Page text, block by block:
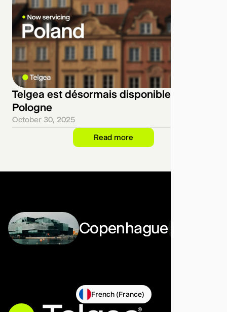
Telgea est désormais disponible en
Pologne
October 30, 2025
Read more
Copenhague
French (France)